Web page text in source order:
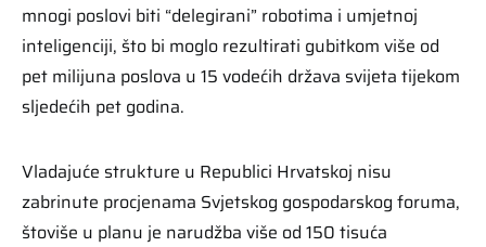
mnogi poslovi biti “delegirani” robotima i umjetnoj
inteligenciji, što bi moglo rezultirati gubitkom više od
pet milijuna poslova u 15 vodećih država svijeta tijekom
sljedećih pet godina.
Vladajuće strukture u Republici Hrvatskoj nisu
zabrinute procjenama Svjetskog gospodarskog foruma,
štoviše u planu je narudžba više od 150 tisuća